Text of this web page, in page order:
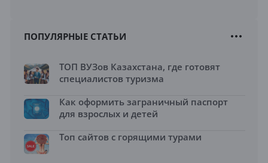
ПОПУЛЯРНЫЕ СТАТЬИ
ТОП ВУЗов Казахстана, где готовят
специалистов туризма
Как оформить заграничный паспорт
для взрослых и детей
Топ сайтов с горящими турами